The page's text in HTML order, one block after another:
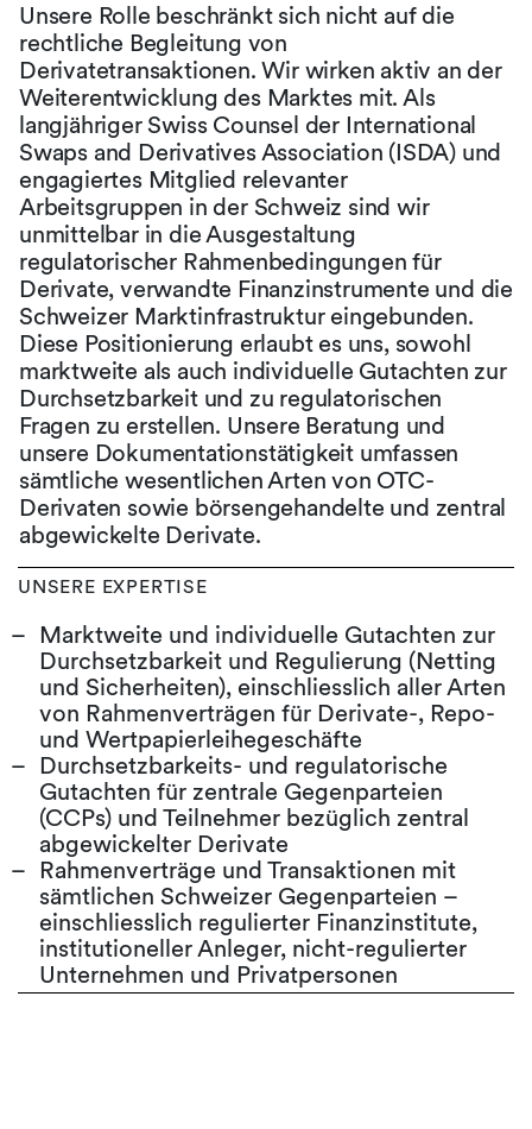
Unsere Rolle beschränkt sich nicht auf die
rechtliche Begleitung von
Derivatetransaktionen. Wir wirken aktiv an der
Weiterentwicklung des Marktes mit. Als
langjähriger Swiss Counsel der International
Swaps and Derivatives Association (ISDA) und
engagiertes Mitglied relevanter
Arbeitsgruppen in der Schweiz sind wir
unmittelbar in die Ausgestaltung
regulatorischer Rahmenbedingungen für
Derivate, verwandte Finanzinstrumente und die
Schweizer Marktinfrastruktur eingebunden.
Diese Positionierung erlaubt es uns, sowohl
marktweite als auch individuelle Gutachten zur
Durchsetzbarkeit und zu regulatorischen
Fragen zu erstellen. Unsere Beratung und
unsere Dokumentationstätigkeit umfassen
sämtliche wesentlichen Arten von OTC-
Derivaten sowie börsengehandelte und zentral
abgewickelte Derivate.
UNSERE EXPERTISE
Marktweite und individuelle Gutachten zur
Durchsetzbarkeit und Regulierung (Netting
und Sicherheiten), einschliesslich aller Arten
von Rahmenverträgen für Derivate-, Repo-
und Wertpapierleihegeschäfte
Durchsetzbarkeits- und regulatorische
Gutachten für zentrale Gegenparteien
(CCPs) und Teilnehmer bezüglich zentral
abgewickelter Derivate
Rahmenverträge und Transaktionen mit
sämtlichen Schweizer Gegenparteien –
einschliesslich regulierter Finanzinstitute,
institutioneller Anleger, nicht-regulierter
Unternehmen und Privatpersonen